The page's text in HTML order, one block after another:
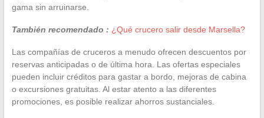
gama sin arruinarse.
También recomendado : ¿Qué crucero salir desde Marsella?
Las compañías de cruceros a menudo ofrecen descuentos por
reservas anticipadas o de última hora. Las ofertas especiales
pueden incluir créditos para gastar a bordo, mejoras de cabina
o excursiones gratuitas. Al estar atento a las diferentes
promociones, es posible realizar ahorros sustanciales.